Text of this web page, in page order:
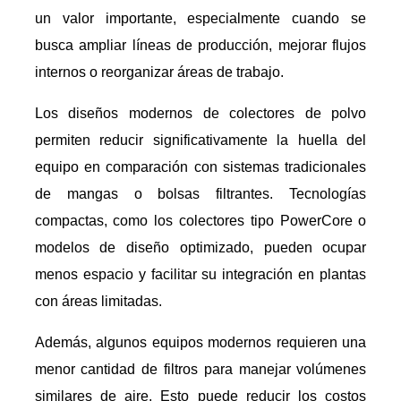
un valor importante, especialmente cuando se
busca ampliar líneas de producción, mejorar flujos
internos o reorganizar áreas de trabajo.
Los diseños modernos de colectores de polvo
permiten reducir significativamente la huella del
equipo en comparación con sistemas tradicionales
de mangas o bolsas filtrantes. Tecnologías
compactas, como los colectores tipo PowerCore o
modelos de diseño optimizado, pueden ocupar
menos espacio y facilitar su integración en plantas
con áreas limitadas.
Además, algunos equipos modernos requieren una
menor cantidad de filtros para manejar volúmenes
similares de aire. Esto puede reducir los costos